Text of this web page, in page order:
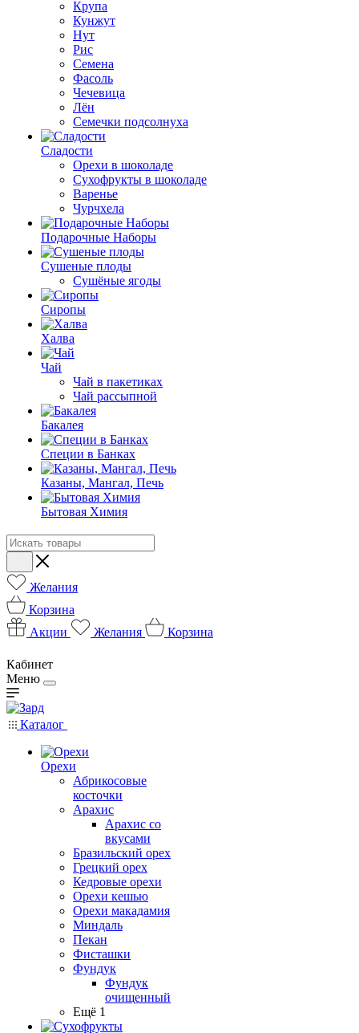
Крупа
Кунжут
Нут
Рис
Семена
Фасоль
Чечевица
Лён
Семечки подсолнуха
Сладости
Орехи в шоколаде
Сухофрукты в шоколаде
Варенье
Чурчхела
Подарочные Наборы
Cушеные плоды
Сушёные ягоды
Сиропы
Халва
Чай
Чай в пакетиках
Чай рассыпной
Бакалея
Специи в Банках
Казаны, Мангал, Печь
Бытовая Химия
Желания
Корзина
Акции
Желания Корзина
Кабинет
Меню
Каталог
Орехи
Абрикосовые
косточки
Арахис
Арахис со
вкусами
Бразильский орех
Грецкий орех
Кедровые орехи
Орехи кешью
Орехи макадамия
Миндаль
Пекан
Фисташки
Фундук
Фундук
очищенный
Ещё 1